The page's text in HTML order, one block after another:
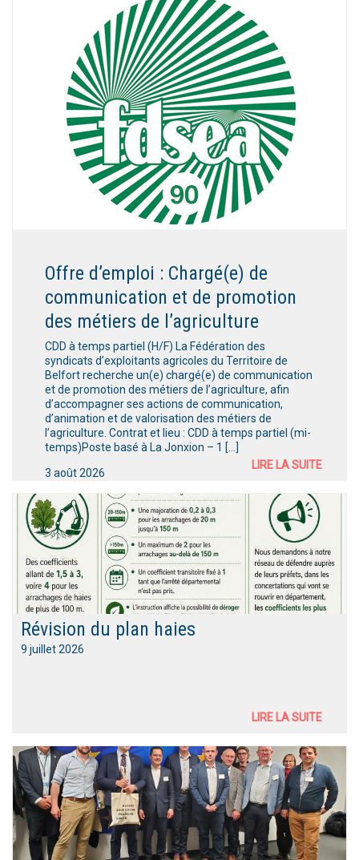
Offre d’emploi : Chargé(e) de
communication et de promotion
des métiers de l’agriculture
CDD à temps partiel (H/F) La Fédération des
syndicats d’exploitants agricoles du Territoire de
Belfort recherche un(e) chargé(e) de communication
et de promotion des métiers de l’agriculture, afin
d’accompagner ses actions de communication,
d’animation et de valorisation des métiers de
l’agriculture. Contrat et lieu : CDD à temps partiel (mi-
temps)Poste basé à La Jonxion – 1 […]
3 août 2026
LIRE LA SUITE
Révision du plan haies
9 juillet 2026
LIRE LA SUITE